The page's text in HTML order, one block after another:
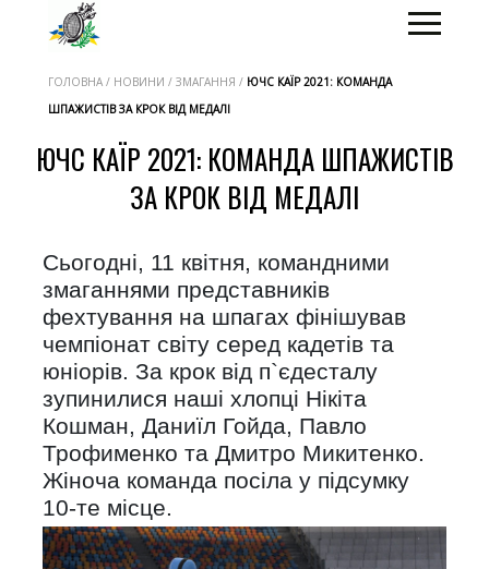
ГОЛОВНА / НОВИНИ / ЗМАГАННЯ / ЮЧС КАЇР 2021: КОМАНДА
ШПАЖИСТІВ ЗА КРОК ВІД МЕДАЛІ
ЮЧС КАЇР 2021: КОМАНДА ШПАЖИСТІВ
ЗА КРОК ВІД МЕДАЛІ
Сьогодні, 11 квітня, командними
змаганнями представників
фехтування на шпагах фінішував
чемпіонат світу серед кадетів та
юніорів. За крок від п`єдесталу
зупинилися наші хлопці Нікіта
Кошман, Даниїл Гойда, Павло
Трофименко та Дмитро Микитенко.
Жіноча команда посіла у підсумку
10-те місце.